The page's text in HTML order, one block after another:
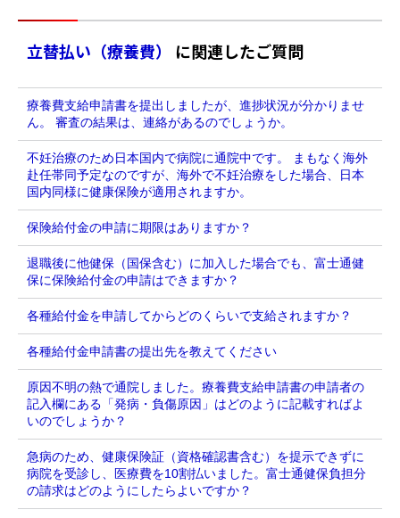
立替払い（療養費） に関連したご質問
療養費支給申請書を提出しましたが、進捗状況が分かりませ
ん。 審査の結果は、連絡があるのでしょうか。
不妊治療のため日本国内で病院に通院中です。 まもなく海外
赴任帯同予定なのですが、海外で不妊治療をした場合、日本
国内同様に健康保険が適用されますか。
保険給付金の申請に期限はありますか？
退職後に他健保（国保含む）に加入した場合でも、富士通健
保に保険給付金の申請はできますか？
各種給付金を申請してからどのくらいで支給されますか？
各種給付金申請書の提出先を教えてください
原因不明の熱で通院しました。療養費支給申請書の申請者の
記入欄にある「発病・負傷原因」はどのように記載すればよ
いのでしょうか？
急病のため、健康保険証（資格確認書含む）を提示できずに
病院を受診し、医療費を10割払いました。富士通健保負担分
の請求はどのようにしたらよいですか？